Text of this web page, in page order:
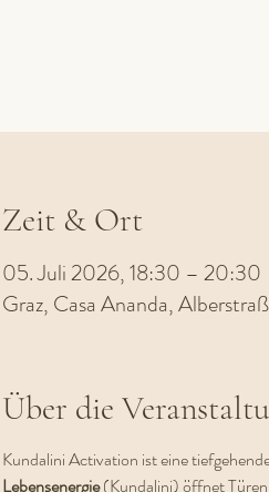
Zeit & Ort
05. Juli 2026, 18:30 – 20:30
Graz, Casa Ananda,
Über die
Kundalini Activation ist eine
Lebensenergie (Kundalini) öffnet